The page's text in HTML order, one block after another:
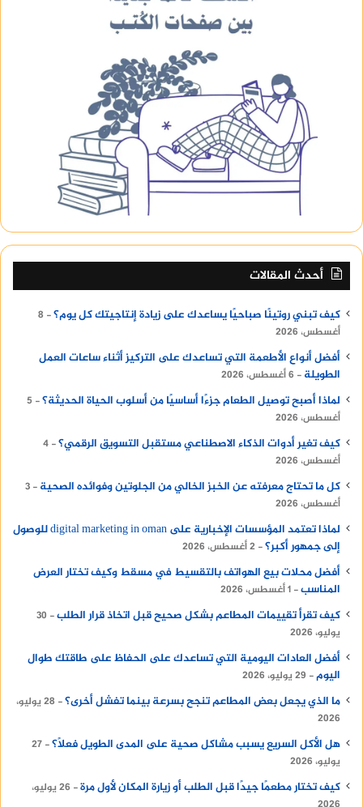
أحدث المقالات
كيف تبني روتينًا صباحيًا يساعدك على زيادة إنتاجيتك كل يوم؟
8
أغسطس، 2026
أفضل أنواع الأطعمة التي تساعدك على التركيز أثناء ساعات العمل
الطويلة
6 أغسطس، 2026
لماذا أصبح توصيل الطعام جزءًا أساسيًا من أسلوب الحياة الحديثة؟
5
أغسطس، 2026
كيف تغير أدوات الذكاء الاصطناعي مستقبل التسويق الرقمي؟ 4
أغسطس، 2026
كل ما تحتاج معرفته عن الخبز الخالي من الجلوتين وفوائده الصحية
3
أغسطس، 2026
لماذا تعتمد المؤسسات الإخبارية على digital marketing in oman للوصول
إلى جمهور أكبر؟ 2 أغسطس، 2026
أفضل محلات بيع الهواتف بالتقسيط في مسقط وكيف تختار العرض
المناسب 1 أغسطس، 2026
كيف تقرأ تقييمات المطاعم بشكل صحيح قبل اتخاذ قرار الطلب
30
يوليو، 2026
أفضل العادات اليومية التي تساعدك على الحفاظ على طاقتك طوال
اليوم
29 يوليو، 2026
ما الذي يجعل بعض المطاعم تنجح بسرعة بينما تفشل أخرى؟
28 يوليو،
2026
هل الأكل السريع يسبب مشاكل صحية على المدى الطويل فعلًا؟ 27
يوليو، 2026
كيف تختار مطعمًا جيدًا قبل الطلب أو زيارة المكان لأول مرة
26 يوليو،